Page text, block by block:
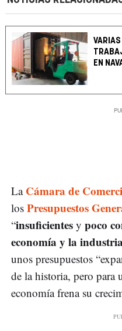
EN
La Cámara de
los Presupuestos
“insuficientes y poco
economía y la industria
unos presupuestos
de la historia, pero para
economía frena su